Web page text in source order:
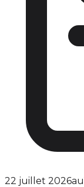
22 juillet 2026au